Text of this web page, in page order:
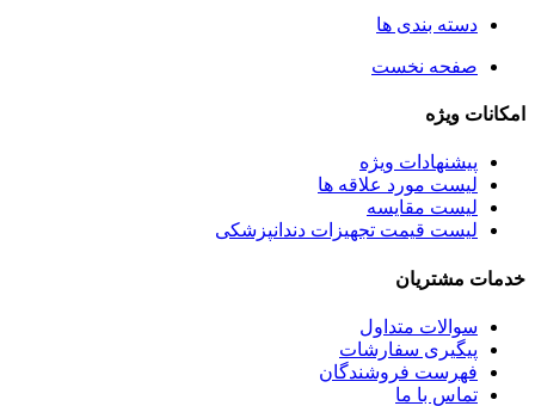
دسته بندی ها
صفحه نخست
امکانات ویژه
پیشنهادات ویژه
لیست مورد علاقه ها
لیست مقایسه
لیست قیمت تجهیزات دندانپزشکی
خدمات مشتریان
سوالات متداول
پیگیری سفارشات
فهرست فروشندگان
تماس با ما